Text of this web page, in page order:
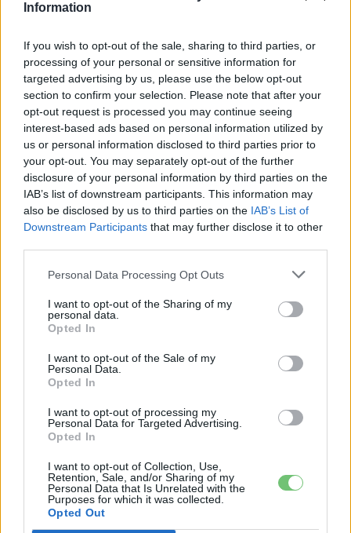
Information
If you wish to opt-out of the sale, sharing to third parties, or
processing of your personal or sensitive information for
targeted advertising by us, please use the below opt-out
section to confirm your selection. Please note that after your
opt-out request is processed you may continue seeing
interest-based ads based on personal information utilized by
us or personal information disclosed to third parties prior to
your opt-out. You may separately opt-out of the further
disclosure of your personal information by third parties on the
IAB’s list of downstream participants. This information may
also be disclosed by us to third parties on the IAB’s List of
Downstream Participants that may further disclose it to other
Personal Data Processing Opt Outs
I want to opt-out of the Sharing of my
personal data.
Opted In
I want to opt-out of the Sale of my
Personal Data.
Opted In
I want to opt-out of processing my
Personal Data for Targeted Advertising.
Opted In
I want to opt-out of Collection, Use,
Retention, Sale, and/or Sharing of my
Personal Data that Is Unrelated with the
Purposes for which it was collected.
Opted Out
Kövesd az e-cars.hu-t a Facebookon is, további
CÍMKÉK BMW iX3
jávorszarvasteszt
Eriqo
Főállásban Informatikus kocka, de lelkében elkötelezett gamer,
KAPCSOLÓDÓ CIKKEK TÖBB A SZERZŐTŐL
München csak most érte utol